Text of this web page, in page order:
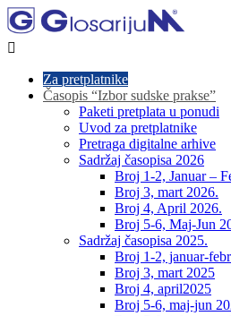

Za pretplatnike
Časopis “Izbor sudske prakse”
Paketi pretplata u ponudi
Uvod za pretplatnike
Pretraga digitalne arhive
Sadržaj časopisa 2026
Broj 1-2, Januar –
Broj 3, mart 2026.
Broj 4, April 2026.
Broj 5-6, Maj-Jun
Sadržaj časopisa 2025.
Broj 1-2, januar-
Broj 3, mart 2025
Broj 4, april2025
Broj 5-6, maj-jun